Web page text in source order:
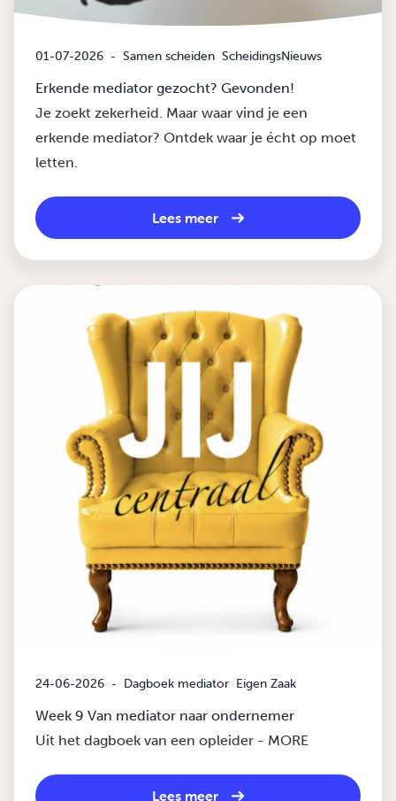
01-07-2026 - Samen scheiden ScheidingsNieuws
Erkende mediator gezocht? Gevonden!
Je zoekt zekerheid. Maar waar vind je een
erkende mediator? Ontdek waar je écht op moet
letten.
Lees meer
24-06-2026 - Dagboek mediator Eigen Zaak
Week 9 Van mediator naar ondernemer
Uit het dagboek van een opleider - MORE
Lees meer